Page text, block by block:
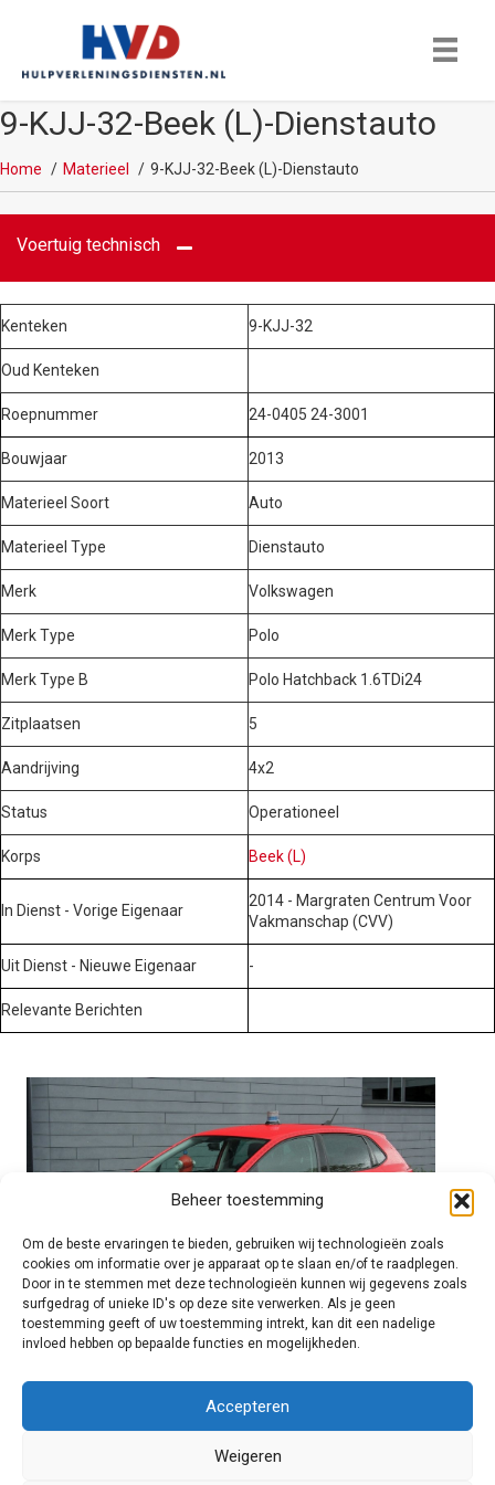
Beheer toestemming
Om de beste ervaringen te bieden, gebruiken wij technologieën zoals
cookies om informatie over je apparaat op te slaan en/of te raadplegen.
Door in te stemmen met deze technologieën kunnen wij gegevens zoals
surfgedrag of unieke ID's op deze site verwerken. Als je geen
toestemming geeft of uw toestemming intrekt, kan dit een nadelige
invloed hebben op bepaalde functies en mogelijkheden.
Accepteren
Weigeren
9-KJJ-32-Beek (L)-Dienstauto
Home Materieel 9-KJJ-32-Beek (L)-Dienstauto
Voertuig technisch
Kenteken 9-KJJ-32
Oud Kenteken
Roepnummer 24-0405 24-3001
Bouwjaar 2013
Materieel Soort Auto
Materieel Type Dienstauto
Merk Volkswagen
Merk Type Polo
Merk Type B Polo Hatchback 1.6TDi24
Zitplaatsen 5
Aandrijving 4x2
Status Operationeel
Korps Beek (L)
In Dienst - Vorige Eigenaar
2014 - Margraten Centrum Voor
Vakmanschap (CVV)
Uit Dienst - Nieuwe Eigenaar -
Relevante Berichten